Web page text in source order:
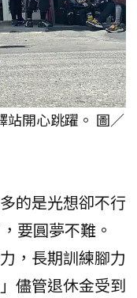
站開心跳躍。 圖／
的是光想卻不行
要圓夢不難。
，長期訓練腳力
儘管退休金受到